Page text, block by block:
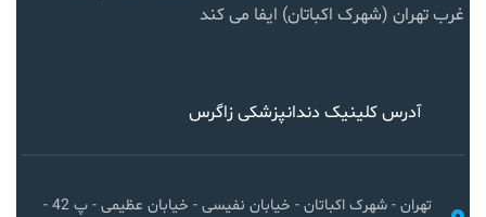
غرب تهران (شهرک اکباتان) ایفا می کند
آدرس کلینیک دندانپزشکی زاگرس
تهران - شهرک اکباتان - خیابان نفیسی - خیابان عظیمی - پ 42 -